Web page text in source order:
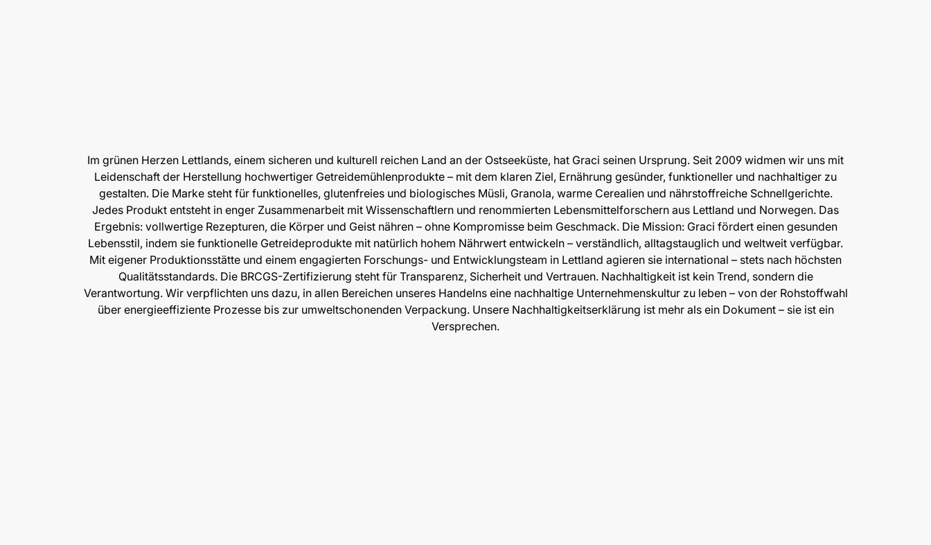
Im grünen Herzen Lettlands, einem sicheren und kulturell reichen Land an der Ostseeküste, hat Graci seinen Ursprung. Seit 2009 widmen wir uns mit
Leidenschaft der Herstellung hochwertiger Getreidemühlenprodukte – mit dem klaren Ziel, Ernährung gesünder, funktioneller und nachhaltiger zu
gestalten. Die Marke steht für funktionelles, glutenfreies und biologisches Müsli, Granola, warme Cerealien und nährstoffreiche Schnellgerichte.
Jedes Produkt entsteht in enger Zusammenarbeit mit Wissenschaftlern und renommierten Lebensmittelforschern aus Lettland und Norwegen. Das
Ergebnis: vollwertige Rezepturen, die Körper und Geist nähren – ohne Kompromisse beim Geschmack. Die Mission: Graci fördert einen gesunden
Lebensstil, indem sie funktionelle Getreideprodukte mit natürlich hohem Nährwert entwickeln – verständlich, alltagstauglich und weltweit verfügbar.
Mit eigener Produktionsstätte und einem engagierten Forschungs- und Entwicklungsteam in Lettland agieren sie international – stets nach höchsten
Qualitätsstandards. Die BRCGS-Zertifizierung steht für Transparenz, Sicherheit und Vertrauen. Nachhaltigkeit ist kein Trend, sondern die
Verantwortung. Wir verpflichten uns dazu, in allen Bereichen unseres Handelns eine nachhaltige Unternehmenskultur zu leben – von der Rohstoffwahl
über energieeffiziente Prozesse bis zur umweltschonenden Verpackung. Unsere Nachhaltigkeitserklärung ist mehr als ein Dokument – sie ist ein
Versprechen.